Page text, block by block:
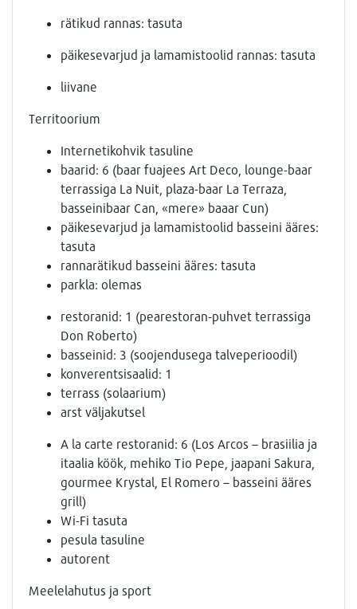
rätikud rannas: tasuta
päikesevarjud ja lamamistoolid rannas: tasuta
liivane
Territoorium
Internetikohvik tasuline
baarid: 6 (baar fuajees Art Deco, lounge-baar
terrassiga La Nuit, plaza-baar La Terraza,
basseinibaar Can, «mere» baaar Cun)
päikesevarjud ja lamamistoolid basseini ääres:
tasuta
rannarätikud basseini ääres: tasuta
parkla: olemas
restoranid: 1 (pearestoran-puhvet terrassiga
Don Roberto)
basseinid: 3 (soojendusega talveperioodil)
konverentsisaalid: 1
terrass (solaarium)
arst väljakutsel
A la carte restoranid: 6 (Los Arcos – brasiilia ja
itaalia köök, mehiko Tio Pepe, jaapani Sakura,
gourmee Krystal, El Romero – basseini ääres
grill)
Wi-Fi tasuta
pesula tasuline
autorent
Meelelahutus ja sport